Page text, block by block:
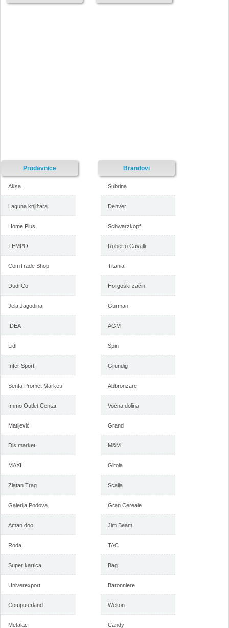
-istekla akcija-
Prodavnice
Aksa
Laguna knjižara
Home Plus
TEMPO
ComTrade Shop
Dudi Co
Jela Jagodina
IDEA
Lidl
Inter Sport
Senta Promet Marketi
Immo Outlet Centar
Matijević
Dis market
MAXI
Zlatan Trag
Galerija Podova
Aman doo
Roda
Super kartica
Univerexport
Computerland
Metalac
Brandovi
Subrina
Denver
Schwarzkopf
Roberto Cavalli
Titania
Horgoški začin
Gurman
AGM
Spin
Grundig
Abbronzare
Voćna dolina
Grand
M&M
Girola
Scalla
Gran Cereale
Jim Beam
TAC
Bag
Baronniere
Welton
Candy